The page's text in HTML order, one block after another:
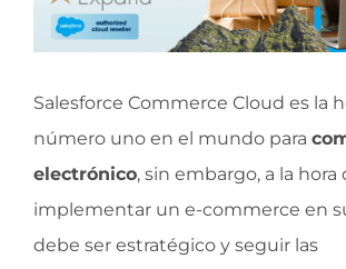
Salesforce Commerce Cloud es la
número uno en el mundo para
electrónico, sin embargo, a la hora
implementar un e-commerce en
debe ser estratégico y seguir las